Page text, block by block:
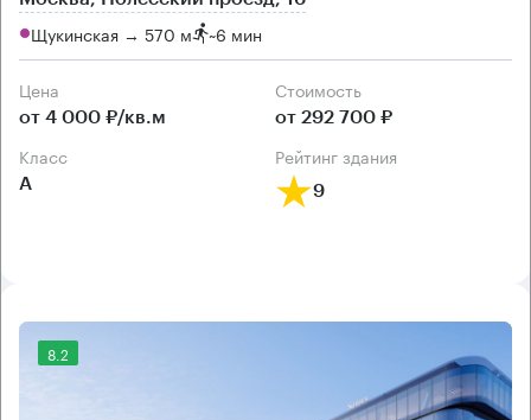
Щукинская → 570 м ~6 мин
Цена
от 4 000 ₽/кв.м
Cтоимость
от 292 700 ₽
класс
А
рейтинг здания
9
8.2